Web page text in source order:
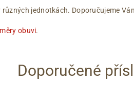
jednotkách. Doporučujeme
obuvi.
Doporučené